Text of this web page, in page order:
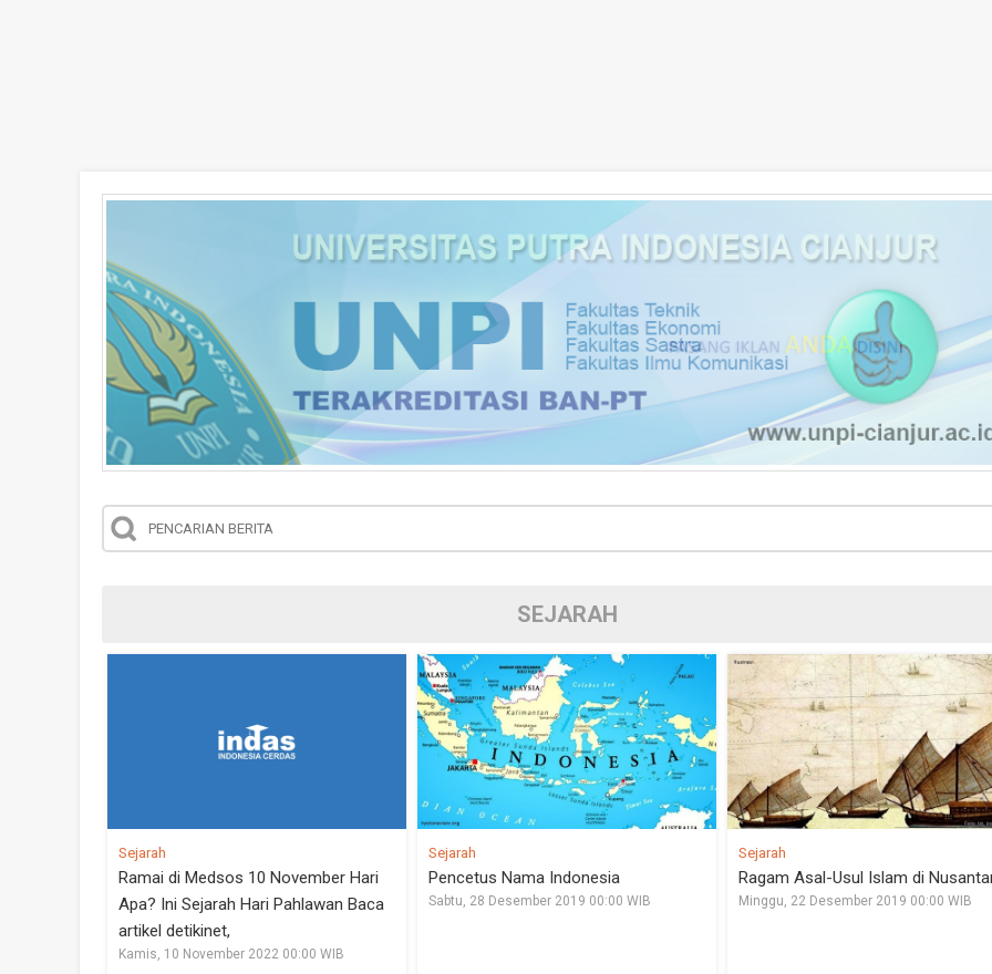
SEJARAH
Sejarah
Ramai di Medsos 10 November Hari
Apa? Ini Sejarah Hari Pahlawan Baca
artikel detikinet,
Kamis, 10 November 2022 00:00 WIB
Sejarah
Pencetus Nama Indonesia
Sabtu, 28 Desember 2019 00:00 WIB
Sejarah
Ragam Asal-Usul Islam di
Minggu, 22 Desember 2019 00:00 WIB